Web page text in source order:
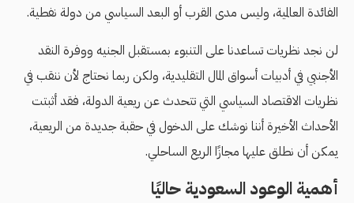
الفائدة العالمية، وليس مدى القرب أو البعد السياسي من دولة نفطية.
لن نجد نظريات تساعدنا على التنبوء بمستقبل الجنيه ووفرة النقد
الأجنبي في أدبيات أسواق المال التقليدية، ولكن ربما نحتاج لأن ننقب في
نظريات الاقتصاد السياسي التي تتحدث عن ريعية الدولة، فقد أثبتت
الأحداث الأخيرة أننا نوشك على الدخول في حقبة جديدة من الريعية،
يمكن أن نطلق عليها مجازًا الريع الساحلي.
أهمية الوعود السعودية حاليًا